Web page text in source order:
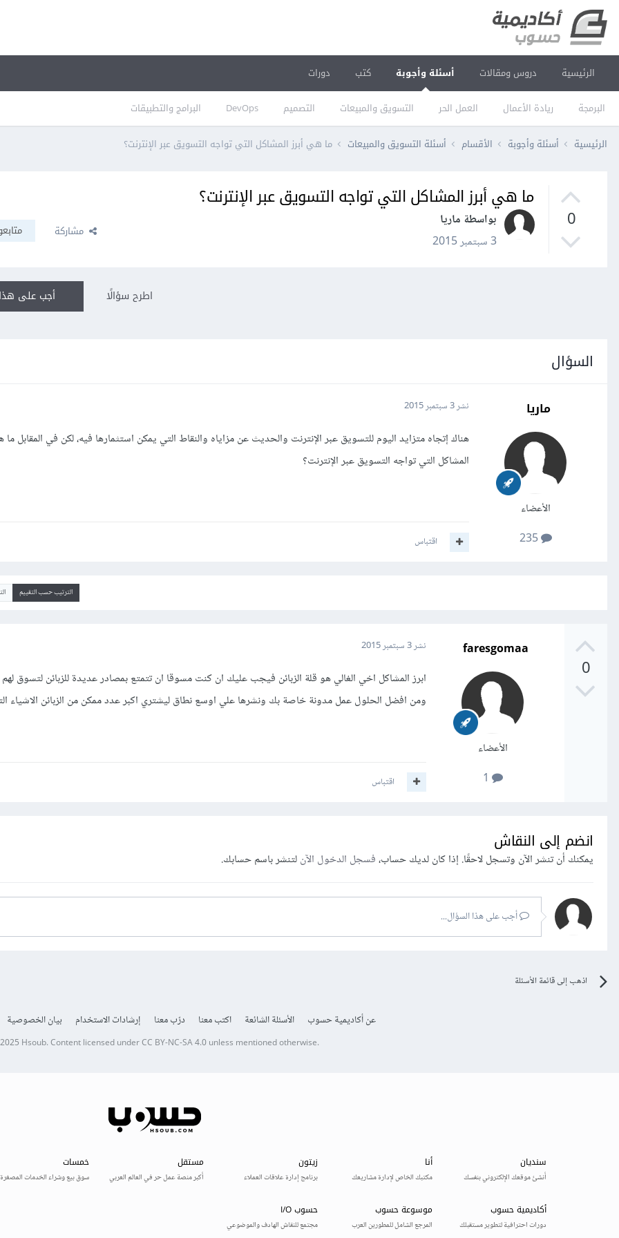
الرئيسية دروس ومقالات أسئلة وأجوبة
البرمجة ريادة الأعمال العمل الحر التسويق والمبيعات التصميم DevOps البرامج والتطبيقات
كتب دورات
الرئيسية أسئلة وأجوبة الأقسام أسئلة التسويق والمبيعات ما هي أبرز المشاكل التي تواجه التسويق عبر الإنترنت؟
0
ما هي أبرز المشاكل التي تواجه التسويق عبر الإنترنت؟
بواسطة ماريا
3 سبتمبر 2015
مشاركة
أجب على اطرح سؤالًا
السؤال
ماريا
الأعضاء
235
نشر3 سبتمبر 2015
هناك إتجاه متزايد اليوم للتسويق عبر الإنترنت والحديث عن مزاياه والنقاط التي يمكن استثمارها فيه، لكن في المقابل ما
المشاكل التي تواجه التسويق عبر الإنترنت؟
اقتباس
الترتيب حسب التقييم
0
faresgomaa
الأعضاء
نشر3 سبتمبر 2015
ابرز المشاكل اخي الغالي هو قلة الزبائن فيجب عليك ان كنت مسوقا ان تتمتع بمصادر عديدة للزبائن لتسوق
ومن افضل الحلول عمل مدونة خاصة بك ونشرها علي اوسع نطاق ليشتري اكبر عدد ممكن من الزبائن الاشياء
اقتباس
انضم إلى النقاش
يمكنك أن تنشر الآن وتسجل لاحقًا. إذا كان لديك حساب،فسجل الدخول الآنلتنشر باسم حسابك.
أجب على هذا السؤال...
اذهب إلى قائمة الأسئلة
عن أكاديمية حسوب الأسئلة الشائعة اكتب معنا درّب معنا إرشادات الاستخدام بيان الخصوصية
Hsoub.Content licensed underCC BY-NC-SA 4.0unless mentioned otherwise.